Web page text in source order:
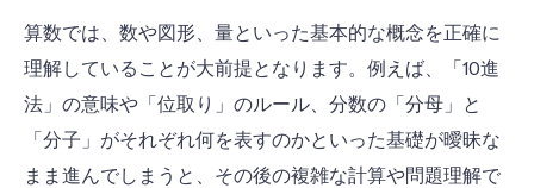
算数では、数や図形、量といった基本的な概念を正確に
理解していることが大前提となります。例えば、「10進
法」の意味や「位取り」のルール、分数の「分母」と
「分子」がそれぞれ何を表すのかといった基礎が曖昧な
まま進んでしまうと、その後の複雑な計算や問題理解で